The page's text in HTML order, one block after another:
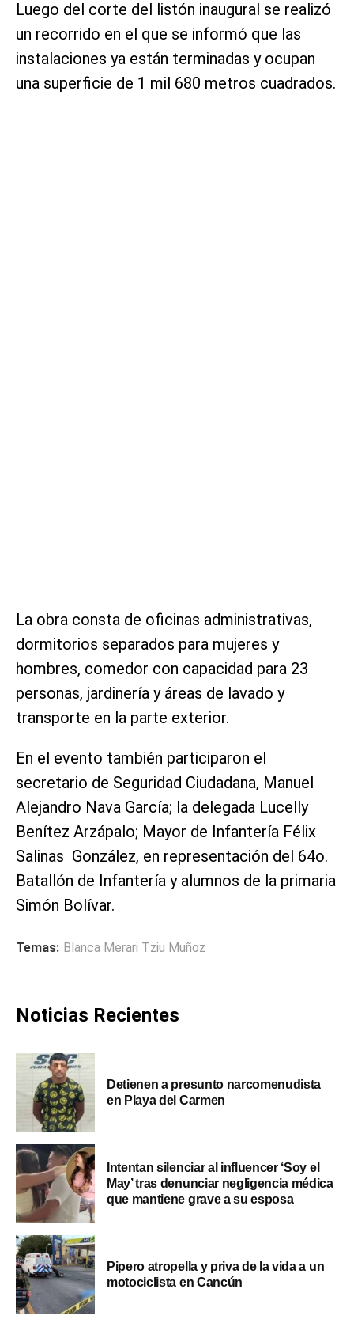
Luego del corte del listón inaugural se realizó
un recorrido en el que se informó que las
instalaciones ya están terminadas y ocupan
una superficie de 1 mil 680 metros cuadrados.
La obra consta de oficinas administrativas,
dormitorios separados para mujeres y
hombres, comedor con capacidad para 23
personas, jardinería y áreas de lavado y
transporte en la parte exterior.
En el evento también participaron el
secretario de Seguridad Ciudadana, Manuel
Alejandro Nava García; la delegada Lucelly
Benítez Arzápalo; Mayor de Infantería Félix
Salinas González, en representación del 64o.
Batallón de Infantería y alumnos de la primaria
Simón Bolívar.
Temas: Blanca Merari Tziu Muñoz
Noticias Recientes
Detienen a presunto narcomenudista
en Playa del Carmen
Intentan silenciar al influencer ‘Soy el
May’ tras denunciar negligencia médica
que mantiene grave a su esposa
Pipero atropella y priva de la vida a un
motociclista en Cancún